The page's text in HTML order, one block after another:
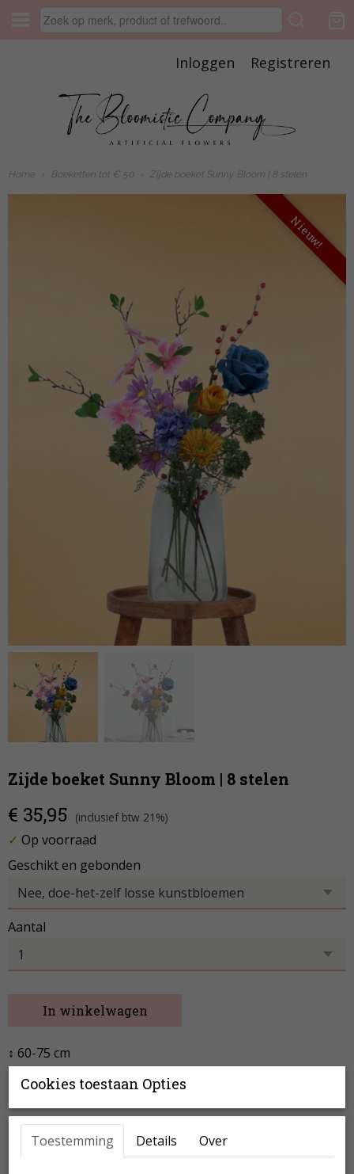
Inloggen Registreren
Home Boeketten tot € 50 Zijde boeket Sunny Bloom | 8 stelen
Nieuw!
Zijde boeket Sunny Bloom | 8 stelen
€ 35,95 (inclusief btw 21%)
✓ Op voorraad
Geschikt en gebonden
Aantal
In winkelwagen
↕ 60-75 cm
Boeket is ca. 70 cm hoog (of naar eigen wens te
bepalen)
Cookies toestaan Opties
Toestemming Details Over